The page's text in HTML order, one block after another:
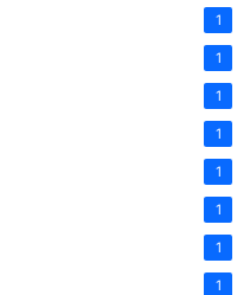
1
1
1
1
1
1
1
1